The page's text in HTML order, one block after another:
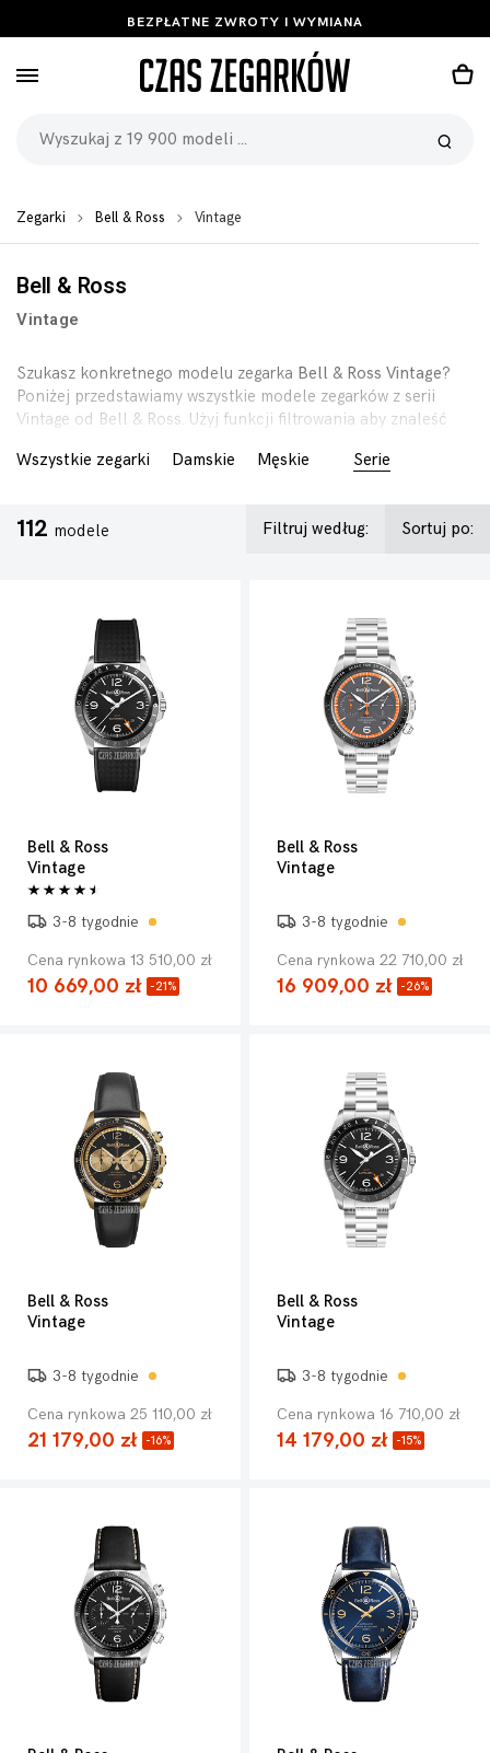
BEZPŁATNE ZWROTY I WYMIANA
Zegarki Bell & Ross Vintage
Bell & Ross
Vintage
Szukasz konkretnego modelu zegarka Bell & Ross Vintage?
Poniżej przedstawiamy wszystkie modele zegarków z serii
Vintage od Bell & Ross. Użyj funkcji filtrowania aby znaleść
Wszystkie zegarki
Damskie Męskie Serie
112 modele Sortuj po:
Filtruj według:
Bell & Ross
Vintage
3-8 tygodnie
Cena rynkowa 13 510,00 zł
10 669,00 zł -21%
Bell & Ross
Vintage
3-8 tygodnie
Cena rynkowa 22 710,00 zł
16 909,00 zł -26%
Bell & Ross
Vintage
3-8 tygodnie
Cena rynkowa 25 110,00 zł
21 179,00 zł -16%
Bell & Ross
Vintage
3-8 tygodnie
Cena rynkowa 16 710,00 zł
14 179,00 zł -15%